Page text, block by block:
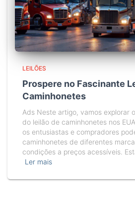
LEILÕES
Prospere no Fascinante
Caminhonetes
Ads Neste artigo, vamos explorar
do leilão de caminhonetes nos
os entusiastas e compradores
caminhonetes de diferentes
condições a preços acessíveis.
Ler mais